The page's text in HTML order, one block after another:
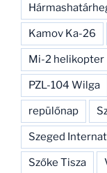
Kamov Ka-26
Mi-2 helikopter
PZL-104 Wilga
repülőnap
Szeged
Szőke Tisza